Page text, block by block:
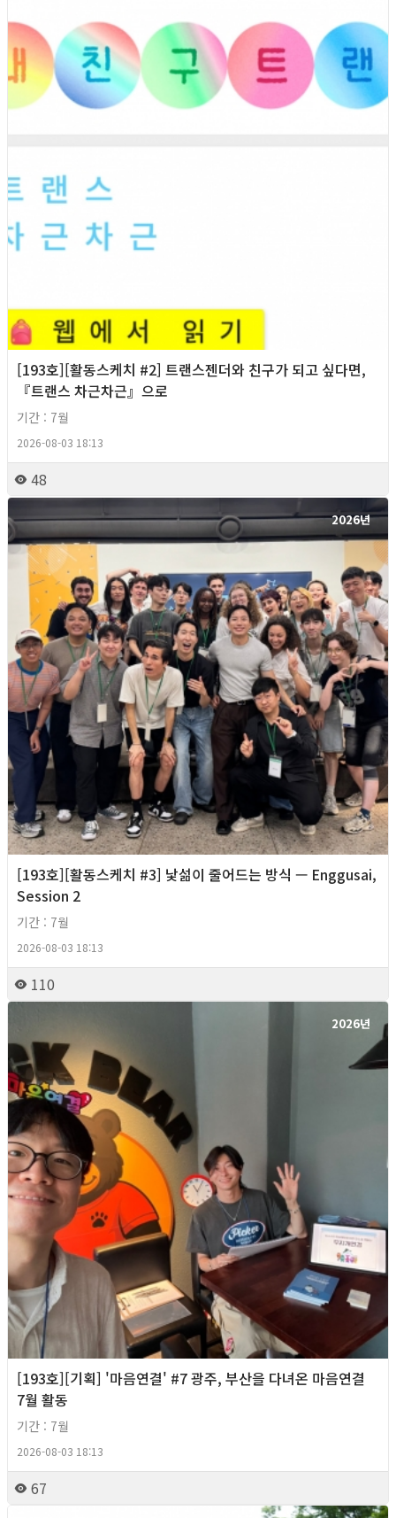
[193호][활동스케치 #2] 트랜스젠더와 친구가 되고 싶다면,
『트랜스 차근차근』으로
기간 : 7월
2026-08-03 18:13
48
2026년
[193호][활동스케치 #3] 낯섦이 줄어드는 방식 — Enggusai,
Session 2
기간 : 7월
2026-08-03 18:13
110
2026년
[193호][기획] '마음연결' #7 광주, 부산을 다녀온 마음연결
7월 활동
기간 : 7월
2026-08-03 18:13
67